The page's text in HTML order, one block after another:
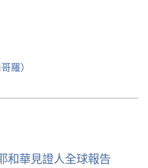
羅）
和華見證人全球報告